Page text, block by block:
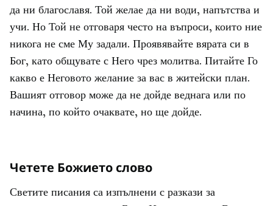
да ни благославя. Той желае да ни води, напътства и
учи. Но Той не отговаря често на въпроси, които ние
никога не сме Му задали. Проявявайте вярата си в
Бог, като общувате с Него чрез молитва. Питайте Го
какво е Неговото желание за вас в житейски план.
Вашият отговор може да не дойде веднага или по
начина, по който очаквате, но ще дойде.
Четете Божието слово
Светите писания са изпълнени с разкази за